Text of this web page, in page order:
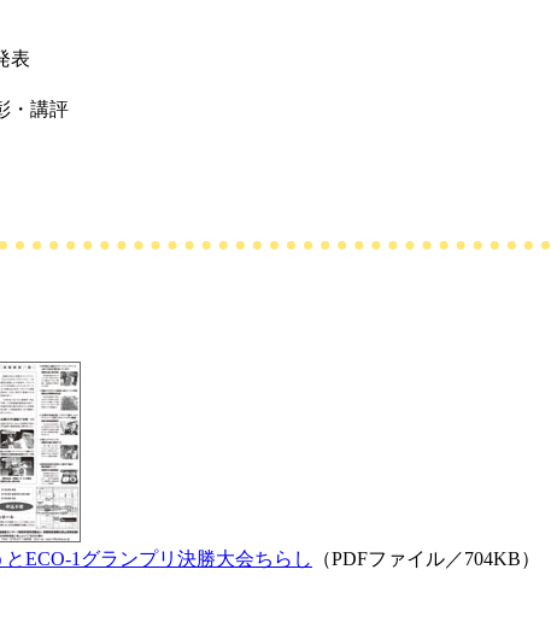
表
・講評
とECO-1グランプリ決勝大会ちらし （PDFファイル／704KB）